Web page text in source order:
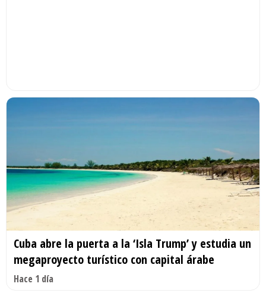
Cuba abre la puerta a la ‘Isla Trump’ y estudia un
megaproyecto turístico con capital árabe
Hace 1 día